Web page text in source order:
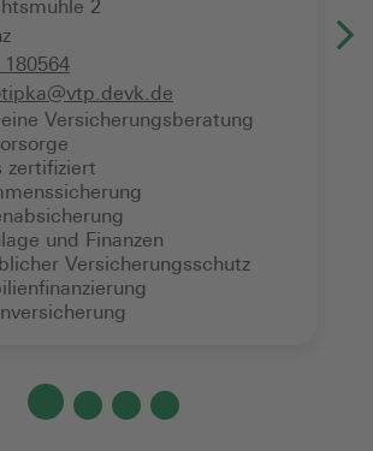
2
180564
Versicherungsberatung
zertifiziert
und Finanzen
Versicherungsschutz